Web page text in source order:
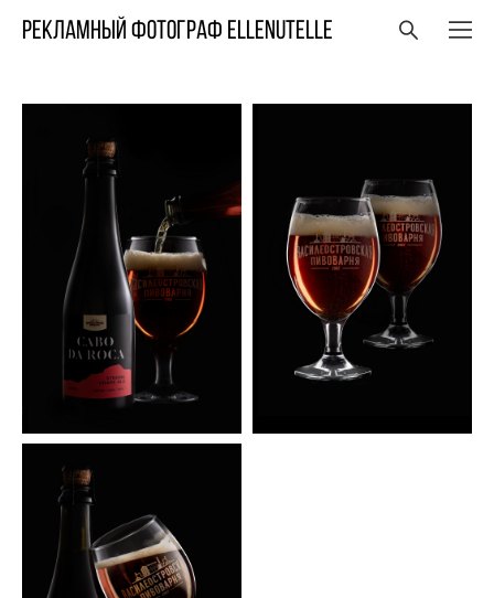
Рекламный фотограф ELLENUTELLE